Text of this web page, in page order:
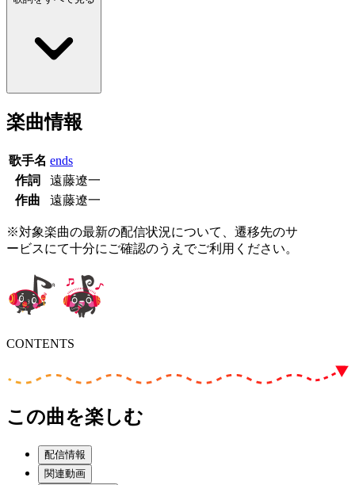
楽曲情報
歌手名 ends
作詞
遠藤遼一
作曲
遠藤遼一
※対象楽曲の最新の配信状況について、遷移先のサ
ービスにて十分にご確認のうえでご利用ください。
CONTENTS
この曲を楽しむ
配信情報
関連動画